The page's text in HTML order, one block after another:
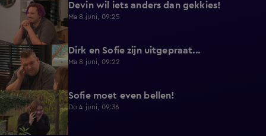
0:25 Devin wil iets anders dan gekkies!
Ma 8 juni, 09:25
0:26 Dirk en Sofie zijn uitgepraat...
Ma 8 juni, 09:22
1:13 Sofie moet even bellen!
Do 4 juni, 09:36